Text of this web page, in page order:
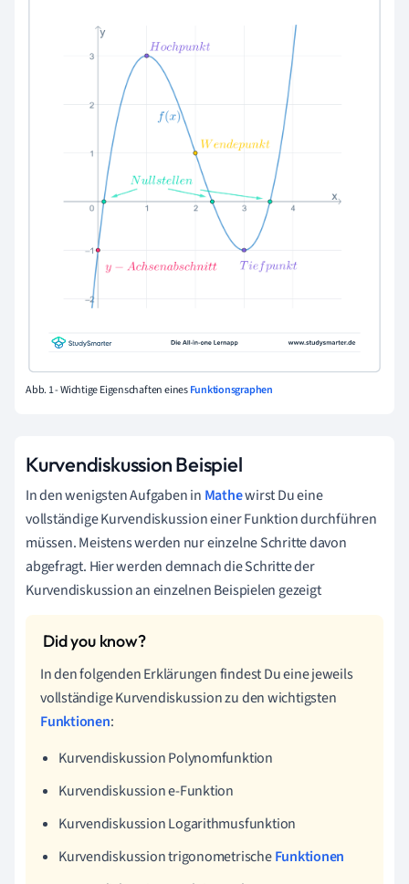
Abb. 1 - Wichtige Eigenschaften einesFunktionsgraphen
Kurvendiskussion Beispiel
In den wenigsten Aufgaben in Mathewirst Du eine
vollständige Kurvendiskussion einer Funktion durchführen
müssen. Meistens werden nur einzelne Schritte davon
abgefragt. Hier werden demnach die Schritte der
Kurvendiskussion an einzelnen Beispielen gezeigt
In den folgenden Erklärungen findest Du eine jeweils
vollständige Kurvendiskussion zu den wichtigsten
Funktionen:
Kurvendiskussion Polynomfunktion
Kurvendiskussion e-Funktion
Kurvendiskussion Logarithmusfunktion
Kurvendiskussion trigonometrischeFunktionen